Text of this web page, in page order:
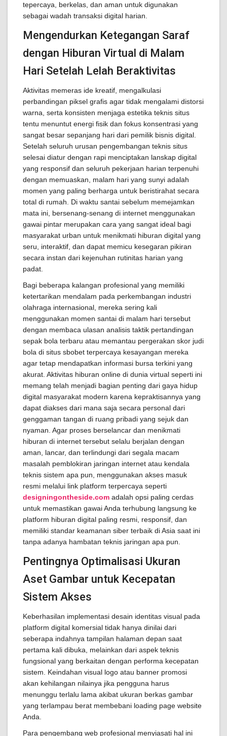
tepercaya, berkelas, dan aman untuk digunakan
sebagai wadah transaksi digital harian.
Mengendurkan Ketegangan Saraf
dengan Hiburan Virtual di Malam
Hari Setelah Lelah Beraktivitas
Aktivitas memeras ide kreatif, mengalkulasi
perbandingan piksel grafis agar tidak mengalami distorsi
warna, serta konsisten menjaga estetika teknis situs
tentu menuntut energi fisik dan fokus konsentrasi yang
sangat besar sepanjang hari dari pemilik bisnis digital.
Setelah seluruh urusan pengembangan teknis situs
selesai diatur dengan rapi menciptakan lanskap digital
yang responsif dan seluruh pekerjaan harian terpenuhi
dengan memuaskan, malam hari yang sunyi adalah
momen yang paling berharga untuk beristirahat secara
total di rumah. Di waktu santai sebelum memejamkan
mata ini, bersenang-senang di internet menggunakan
gawai pintar merupakan cara yang sangat ideal bagi
masyarakat urban untuk menikmati hiburan digital yang
seru, interaktif, dan dapat memicu kesegaran pikiran
secara instan dari kejenuhan rutinitas harian yang
padat.
Bagi beberapa kalangan profesional yang memiliki
ketertarikan mendalam pada perkembangan industri
olahraga internasional, mereka sering kali
menggunakan momen santai di malam hari tersebut
dengan membaca ulasan analisis taktik pertandingan
sepak bola terbaru atau memantau pergerakan skor judi
bola di situs sbobet terpercaya kesayangan mereka
agar tetap mendapatkan informasi bursa terkini yang
akurat. Aktivitas hiburan online di dunia virtual seperti ini
memang telah menjadi bagian penting dari gaya hidup
digital masyarakat modern karena kepraktisannya yang
dapat diakses dari mana saja secara personal dari
genggaman tangan di ruang pribadi yang sejuk dan
nyaman. Agar proses berselancar dan menikmati
hiburan di internet tersebut selalu berjalan dengan
aman, lancar, dan terlindungi dari segala macam
masalah pemblokiran jaringan internet atau kendala
teknis sistem apa pun, menggunakan akses masuk
resmi melalui link platform terpercaya seperti
designingontheside.com adalah opsi paling cerdas
untuk memastikan gawai Anda terhubung langsung ke
platform hiburan digital paling resmi, responsif, dan
memiliki standar keamanan siber terbaik di Asia saat ini
tanpa adanya hambatan teknis jaringan apa pun.
Pentingnya Optimalisasi Ukuran
Aset Gambar untuk Kecepatan
Sistem Akses
Keberhasilan implementasi desain identitas visual pada
platform digital komersial tidak hanya dinilai dari
seberapa indahnya tampilan halaman depan saat
pertama kali dibuka, melainkan dari aspek teknis
fungsional yang berkaitan dengan performa kecepatan
sistem. Keindahan visual logo atau banner promosi
akan kehilangan nilainya jika pengguna harus
menunggu terlalu lama akibat ukuran berkas gambar
yang terlampau berat membebani loading page website
Anda.
Para pengembang web profesional menyiasati hal ini